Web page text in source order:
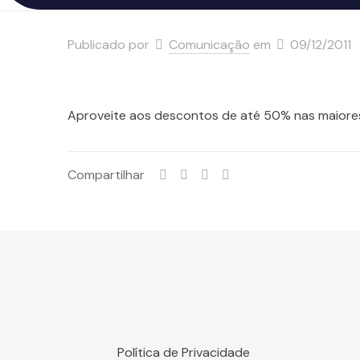
Publicado por Comunicação em 09/12/2011
Aproveite aos descontos de até 50% nas
Compartilhar
Política de Privacidade